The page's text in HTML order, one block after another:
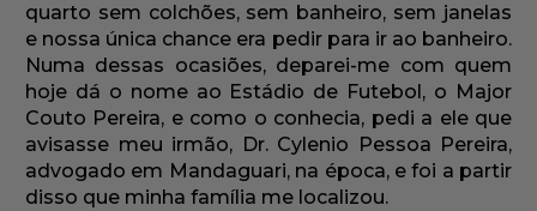
quarto sem colchões, sem banheiro, sem janelas
e nossa única chance era pedir para ir ao banheiro.
Numa dessas ocasiões, deparei-me com quem
hoje dá o nome ao Estádio de Futebol, o Major
Couto Pereira, e como o conhecia, pedi a ele que
avisasse meu irmão, Dr. Cylenio Pessoa Pereira,
advogado em Mandaguari, na época, e foi a partir
disso que minha família me localizou.